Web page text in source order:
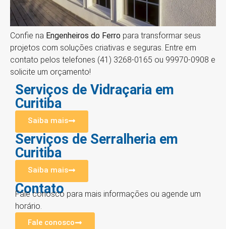
Confie na Engenheiros do Ferro para transformar seus
projetos com soluções criativas e seguras. Entre em
contato pelos telefones (41) 3268-0165 ou 99970-0908 e
solicite um orçamento!
Serviços de Vidraçaria em
Curitiba
Saiba mais
Serviços de Serralheria em
Curitiba
Saiba mais
Contato
Fale conosco para mais informações ou agende um
horário.
Fale conosco